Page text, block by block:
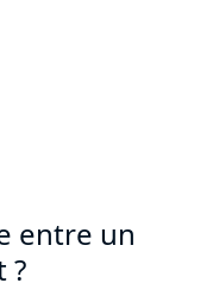
entre un
?